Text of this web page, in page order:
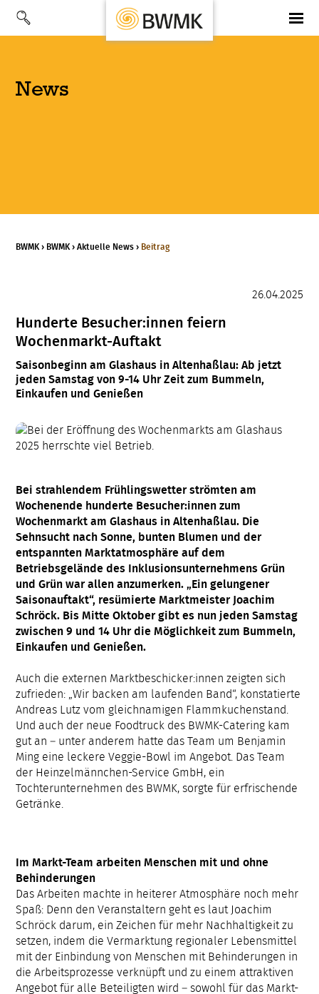
News
BWMK › BWMK ›Aktuelle News › Beitrag
26.04.2025
Hunderte Besucher:innen feiern
Wochenmarkt-Auftakt
Saisonbeginn am Glashaus in Altenhaßlau: Ab jetzt
jeden Samstag von 9-14 Uhr Zeit zum Bummeln,
Einkaufen und Genießen
Bei strahlendem Frühlingswetter strömten am
Wochenende hunderte Besucher:innen zum
Wochenmarkt am Glashaus in Altenhaßlau. Die
Sehnsucht nach Sonne, bunten Blumen und der
entspannten Marktatmosphäre auf dem
Betriebsgelände des Inklusionsunternehmens Grün
und Grün war allen anzumerken. „Ein gelungener
Saisonauftakt“, resümierte Marktmeister Joachim
Schröck. Bis Mitte Oktober gibt es nun jeden Samstag
zwischen 9 und 14 Uhr die Möglichkeit zum Bummeln,
Einkaufen und Genießen.
Auch die externen Marktbeschicker:innen zeigten sich
zufrieden: „Wir backen am laufenden Band“, konstatierte
Andreas Lutz vom gleichnamigen Flammkuchenstand.
Und auch der neue Foodtruck des BWMK-Catering kam
gut an – unter anderem hatte das Team um Benjamin
Ming eine leckere Veggie-Bowl im Angebot. Das Team
der Heinzelmännchen-Service GmbH, ein
Tochterunternehmen des BWMK, sorgte für erfrischende
Getränke.
Im Markt-Team arbeiten Menschen mit und ohne
Behinderungen
Das Arbeiten machte in heiterer Atmosphäre noch mehr
Spaß: Denn den Veranstaltern geht es laut Joachim
Schröck darum, ein Zeichen für mehr Nachhaltigkeit zu
setzen, indem die Vermarktung regionaler Lebensmittel
mit der Einbindung von Menschen mit Behinderungen in
die Arbeitsprozesse verknüpft und zu einem attraktiven
Angebot für alle Beteiligten wird – sowohl für das Markt-